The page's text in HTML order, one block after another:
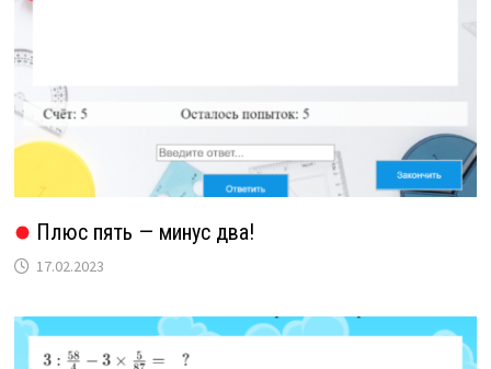
Плюс пять — минус два!
17.02.2023